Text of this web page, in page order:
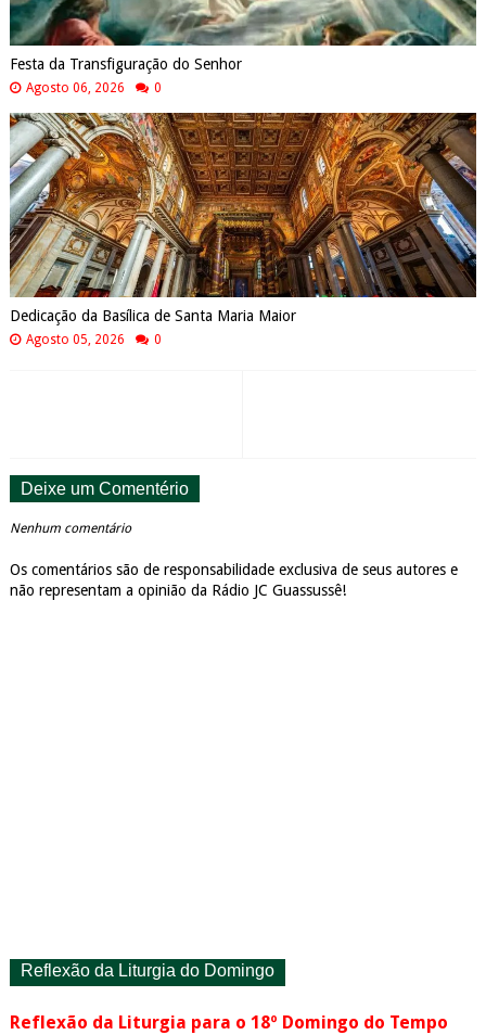
Festa da Transfiguração do Senhor
Agosto 06, 2026 0
Dedicação da Basílica de Santa Maria Maior
Agosto 05, 2026 0
Deixe um Comentério
Nenhum comentário
Os comentários são de responsabilidade exclusiva de seus autores e
não representam a opinião da Rádio JC Guassussê!
Reflexão da Liturgia do Domingo
Reflexão da Liturgia para o 18º Domingo do Tempo